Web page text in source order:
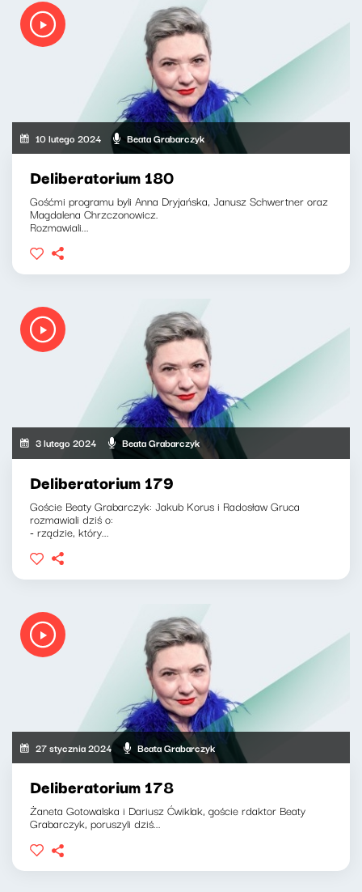
10 lutego 2024 Beata Grabarczyk
Deliberatorium 180
Gośćmi programu byli Anna Dryjańska, Janusz Schwertner oraz
Magdalena Chrzczonowicz.
Rozmawiali...
3 lutego 2024 Beata Grabarczyk
Deliberatorium 179
Goście Beaty Grabarczyk: Jakub Korus i Radosław Gruca
rozmawiali dziś o:
- rządzie, który...
27 stycznia 2024 Beata Grabarczyk
Deliberatorium 178
Żaneta Gotowalska i Dariusz Ćwiklak, goście rdaktor Beaty
Grabarczyk, poruszyli dziś...